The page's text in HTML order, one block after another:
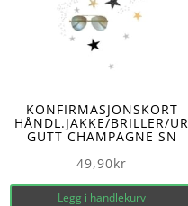
KONFIRMASJONSKORT
HÅNDL.JAKKE/BRILLER/UR
GUTT CHAMPAGNE SN
49,90kr
Legg i handlekurv